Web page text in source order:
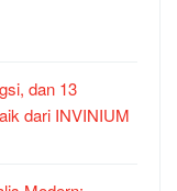
dan 13
dari INVINIUM